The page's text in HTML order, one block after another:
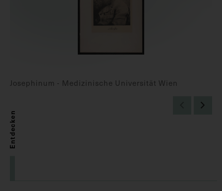
Josephinum - Medizinische Universität Wien
Entdecken